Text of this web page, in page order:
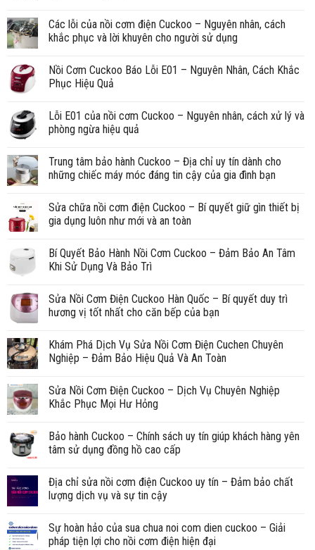
Các lỗi của nồi cơm điện Cuckoo – Nguyên nhân, cách
khắc phục và lời khuyên cho người sử dụng
Nồi Cơm Cuckoo Báo Lỗi E01 – Nguyên Nhân, Cách Khắc
Phục Hiệu Quả
Lỗi E01 của nồi cơm Cuckoo – Nguyên nhân, cách xử lý và
phòng ngừa hiệu quả
Trung tâm bảo hành Cuckoo – Địa chỉ uy tín dành cho
những chiếc máy móc đáng tin cậy của gia đình bạn
Sửa chữa nồi cơm điện Cuckoo – Bí quyết giữ gìn thiết bị
gia dụng luôn như mới và an toàn
Bí Quyết Bảo Hành Nồi Cơm Cuckoo – Đảm Bảo An Tâm
Khi Sử Dụng Và Bảo Trì
Sửa Nồi Cơm Điện Cuckoo Hàn Quốc – Bí quyết duy trì
hương vị tốt nhất cho căn bếp của bạn
Khám Phá Dịch Vụ Sửa Nồi Cơm Điện Cuchen Chuyên
Nghiệp – Đảm Bảo Hiệu Quả Và An Toàn
Sửa Nồi Cơm Điện Cuckoo – Dịch Vụ Chuyên Nghiệp
Khắc Phục Mọi Hư Hỏng
Bảo hành Cuckoo – Chính sách uy tín giúp khách hàng yên
tâm sử dụng đồng hồ cao cấp
Địa chỉ sửa nồi cơm điện Cuckoo uy tín – Đảm bảo chất
lượng dịch vụ và sự tin cậy
Sự hoàn hảo của sua chua noi com dien cuckoo – Giải
pháp tiện lợi cho nồi cơm điện hiện đại